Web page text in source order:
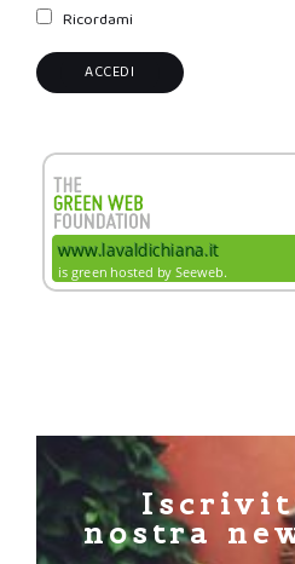
Ricordami
nostra